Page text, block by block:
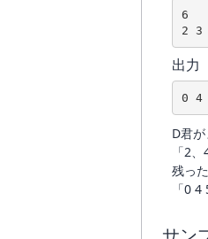
6
2 3
出力
0 4
D君
「2
残っ
「0